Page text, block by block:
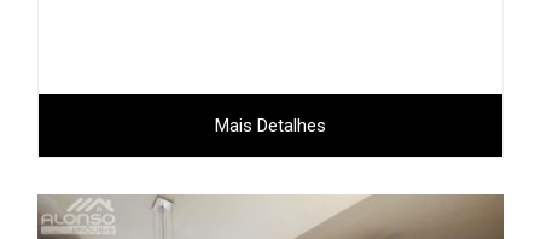
Mais Detalhes